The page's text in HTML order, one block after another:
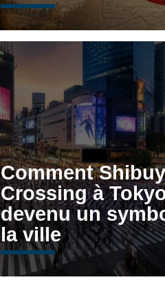
Comment
Crossing à
devenu un
la ville